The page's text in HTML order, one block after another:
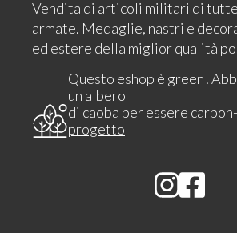
Vendita di articoli militari di
armate. Medaglie, nastri e
ed estere della miglior qualità
Questo eshop è green!
un albero
di caoba per essere
progetto